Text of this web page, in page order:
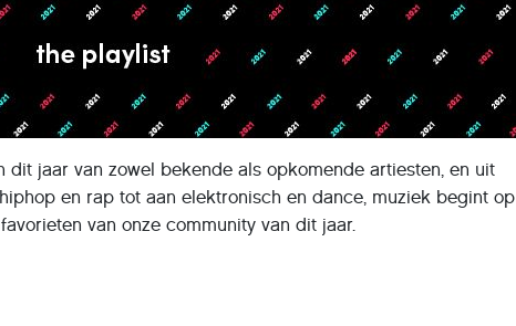
dit jaar van zowel bekende als opkomende artiesten, en uit
en rap tot aan elektronisch en dance, muziek begint op
van onze community van dit jaar.